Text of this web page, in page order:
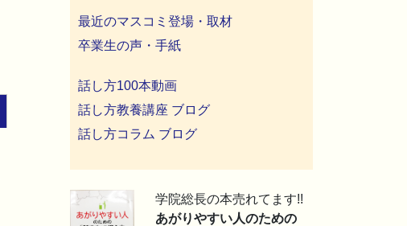
最近のマスコミ登場・取材
卒業生の声・手紙
話し方100本動画
話し方教養講座 ブログ
話し方コラム ブログ
学院総長の本売れてます!!
あがりやすい人のための